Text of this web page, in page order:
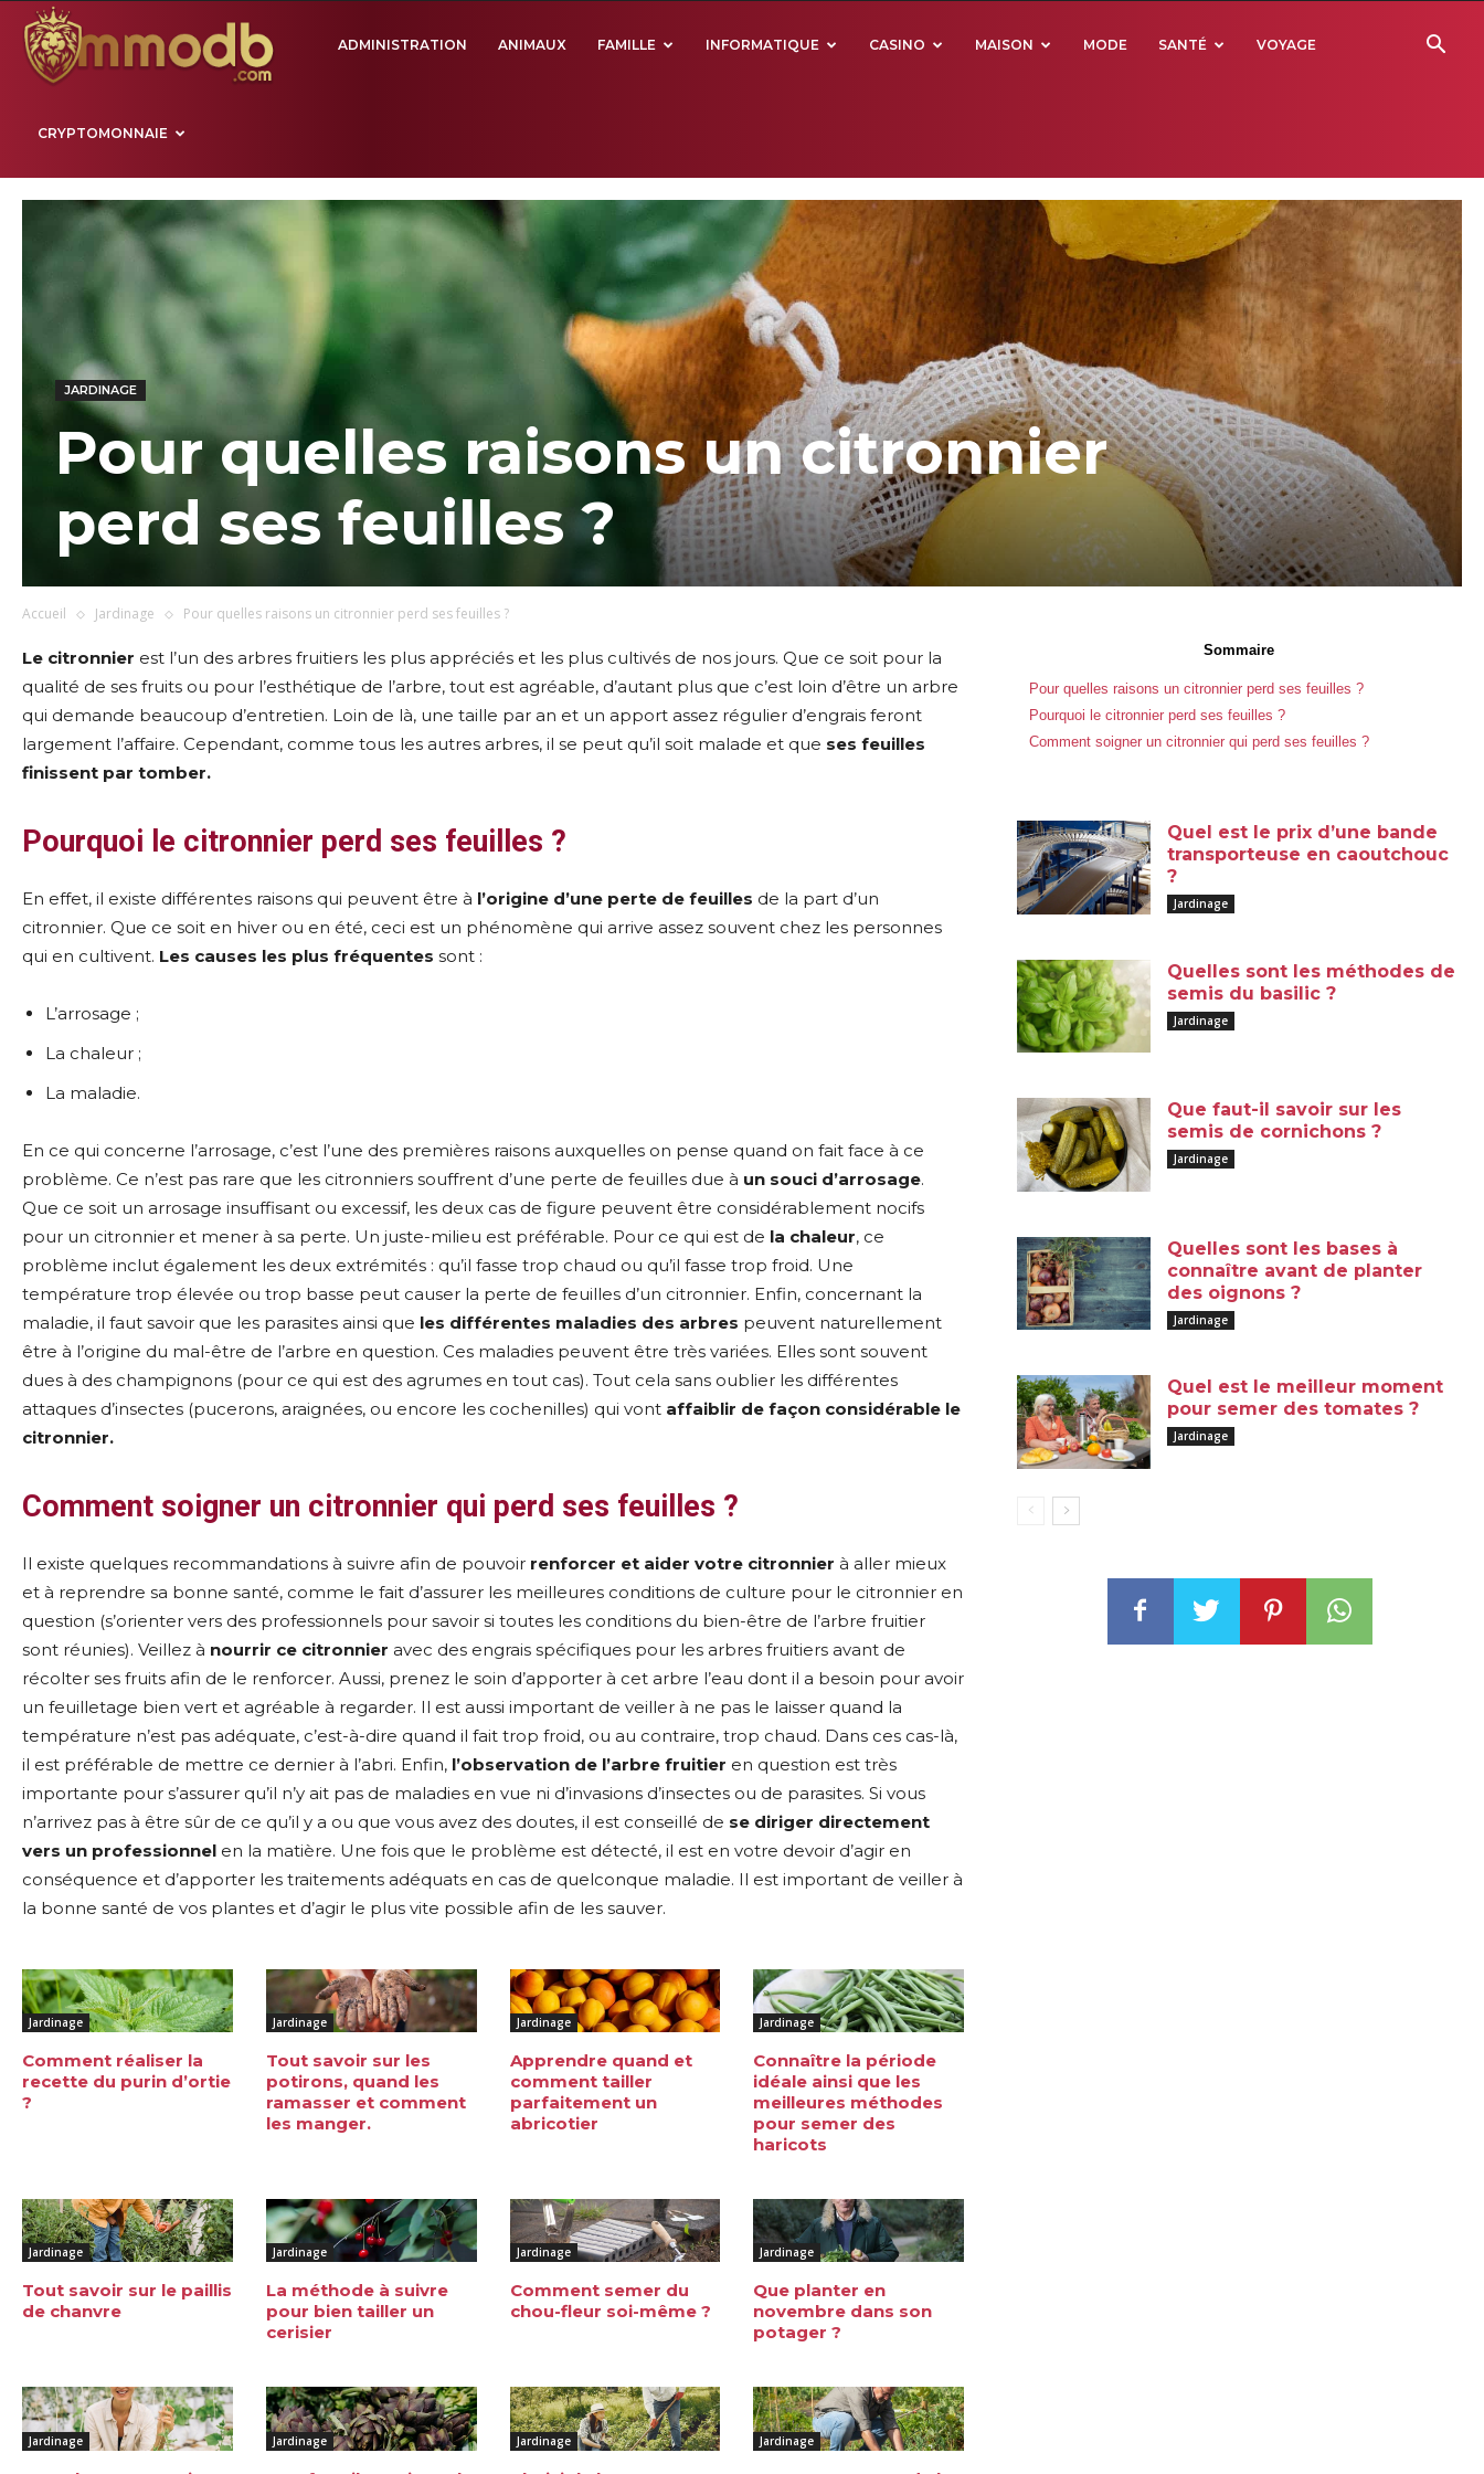
Mmodb.comADMINISTRATION ANIMAUX FAMILLE INFORMATIQUE CASINO MAISON MODE SANTÉ VOYAGE
CRYPTOMONNAIE
JARDINAGE
Pour quelles raisons un citronnier
perd ses feuilles ?
Accueil Jardinage Pour quelles raisons un citronnier perd ses feuilles ?
Le citronnier est l’un des arbres fruitiers les plus appréciés et les plus cultivés de nos jours. Que ce soit pour la
qualité de ses fruits ou pour l’esthétique de l’arbre, tout est agréable, d’autant plus que c’est loin d’être un arbre
qui demande beaucoup d’entretien. Loin de là, une taille par an et un apport assez régulier d’engrais feront
largement l’affaire. Cependant, comme tous les autres arbres, il se peut qu’il soit malade et que ses feuilles
finissent par tomber.
Pourquoi le citronnier perd ses feuilles ?
En effet, il existe différentes raisons qui peuvent être à l’origine d’une perte de feuilles de la part d’un
citronnier. Que ce soit en hiver ou en été, ceci est un phénomène qui arrive assez souvent chez les personnes
qui en cultivent. Les causes les plus fréquentes sont :
L’arrosage ;
La chaleur ;
La maladie.
En ce qui concerne l’arrosage, c’est l’une des premières raisons auxquelles on pense quand on fait face à ce
problème. Ce n’est pas rare que les citronniers souffrent d’une perte de feuilles due à un souci d’arrosage.
Que ce soit un arrosage insuffisant ou excessif, les deux cas de figure peuvent être considérablement nocifs
pour un citronnier et mener à sa perte. Un juste-milieu est préférable. Pour ce qui est de la chaleur, ce
problème inclut également les deux extrémités : qu’il fasse trop chaud ou qu’il fasse trop froid. Une
température trop élevée ou trop basse peut causer la perte de feuilles d’un citronnier. Enfin, concernant la
maladie, il faut savoir que les parasites ainsi que les différentes maladies des arbres peuvent naturellement
être à l’origine du mal-être de l’arbre en question. Ces maladies peuvent être très variées. Elles sont souvent
dues à des champignons (pour ce qui est des agrumes en tout cas). Tout cela sans oublier les différentes
attaques d’insectes (pucerons, araignées, ou encore les cochenilles) qui vont affaiblir de façon considérable le
citronnier.
Comment soigner un citronnier qui perd ses feuilles ?
Il existe quelques recommandations à suivre afin de pouvoir renforcer et aider votre citronnier à aller mieux
et à reprendre sa bonne santé, comme le fait d’assurer les meilleures conditions de culture pour le citronnier en
question (s’orienter vers des professionnels pour savoir si toutes les conditions du bien-être de l’arbre fruitier
sont réunies). Veillez à nourrir ce citronnier avec des engrais spécifiques pour les arbres fruitiers avant de
récolter ses fruits afin de le renforcer. Aussi, prenez le soin d’apporter à cet arbre l’eau dont il a besoin pour avoir
un feuilletage bien vert et agréable à regarder. Il est aussi important de veiller à ne pas le laisser quand la
température n’est pas adéquate, c’est-à-dire quand il fait trop froid, ou au contraire, trop chaud. Dans ces cas-là,
il est préférable de mettre ce dernier à l’abri. Enfin, l’observation de l’arbre fruitier en question est très
importante pour s’assurer qu’il n’y ait pas de maladies en vue ni d’invasions d’insectes ou de parasites. Si vous
n’arrivez pas à être sûr de ce qu’il y a ou que vous avez des doutes, il est conseillé de se diriger directement
vers un professionnel en la matière. Une fois que le problème est détecté, il est en votre devoir d’agir en
conséquence et d’apporter les traitements adéquats en cas de quelconque maladie. Il est important de veiller à
la bonne santé de vos plantes et d’agir le plus vite possible afin de les sauver.
Jardinage
Comment réaliser la
recette du purin d’ortie
?
Jardinage
Tout savoir sur les
potirons, quand les
ramasser et comment
les manger.
Jardinage
Apprendre quand et
comment tailler
parfaitement un
abricotier
Jardinage
Connaître la période
idéale ainsi que les
meilleures méthodes
pour semer des
haricots
Jardinage
Tout savoir sur le paillis
de chanvre
Jardinage
La méthode à suivre
pour bien tailler un
cerisier
Jardinage
Comment semer du
chou-fleur soi-même ?
Jardinage
Que planter en
novembre dans son
potager ?
Jardinage Jardinage Jardinage Jardinage
Sommaire
Pour quelles raisons un citronnier perd ses feuilles ?
Pourquoi le citronnier perd ses feuilles ?
Comment soigner un citronnier qui perd ses feuilles ?
Quel est le prix d’une bande
transporteuse en caoutchouc
?
Jardinage
Quelles sont les méthodes de
semis du basilic ?
Jardinage
Que faut-il savoir sur les
semis de cornichons ?
Jardinage
Quelles sont les bases à
connaître avant de planter
des oignons ?
Jardinage
Quel est le meilleur moment
pour semer des tomates ?
Jardinage